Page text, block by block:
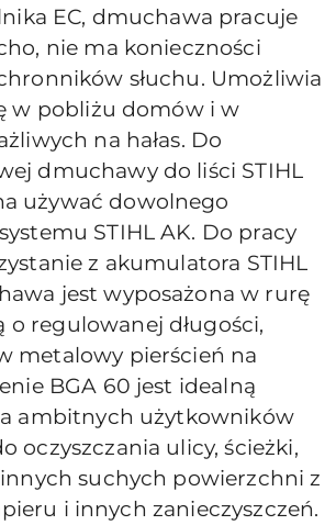
EC, dmuchawa pracuje
nie ma konieczności
słuchu. Umożliwia
w pobliżu domów i w
na hałas. Do
dmuchawy do liści STIHL
używać dowolnego
STIHL AK. Do pracy
z akumulatora STIHL
jest wyposażona w rurę
regulowanej długości,
metalowy pierścień na
BGA 60 jest idealną
ambitnych użytkowników
oczyszczania ulicy, ścieżki,
suchych powierzchni z
i innych zanieczyszczeń.